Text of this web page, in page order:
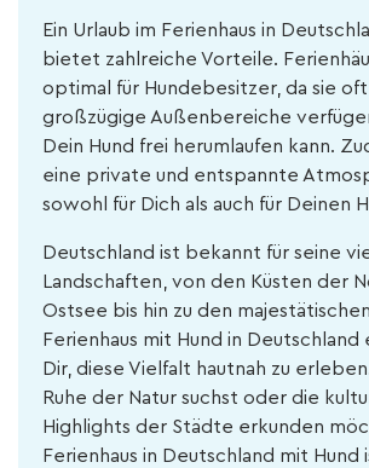
Ein Urlaub im Ferienhaus in
bietet zahlreiche Vorteile.
optimal für Hundebesitzer, da sie
großzügige Außenbereiche
Dein Hund frei herumlaufen kann.
eine private und entspannte
sowohl für Dich als auch für Deinen
Deutschland ist bekannt für seine
Landschaften, von den Küsten der
Ostsee bis hin zu den
Ferienhaus mit Hund in
Dir, diese Vielfalt hautnah zu
Ruhe der Natur suchst oder die
Highlights der Städte erkunden
Ferienhaus in Deutschland mit Hund